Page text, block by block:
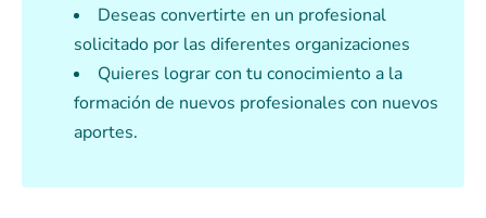
Deseas convertirte en un profesional
solicitado por las diferentes organizaciones
Quieres lograr con tu conocimiento a la
formación de nuevos profesionales con nuevos
aportes.